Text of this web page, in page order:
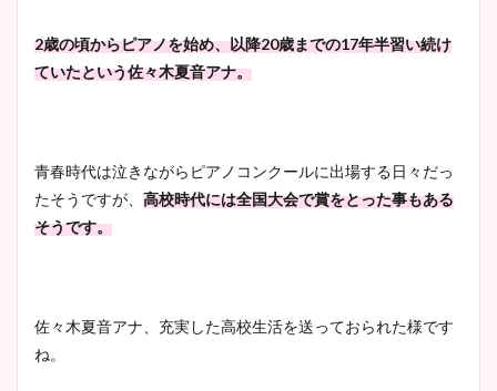
2歳の頃からピアノを始め、以降20歳までの17年半習い続け
ていたという佐々木夏音アナ。
青春時代は泣きながらピアノコンクールに出場する日々だっ
たそうですが、 高校時代には全国大会で賞をとった事もある
そうです。
佐々木夏音アナ、充実した高校生活を送っておられた様です
ね。